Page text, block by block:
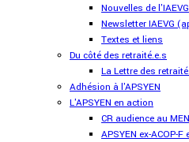
Nouvelles de l'IAEVG
Newsletter IAEVG
Textes et liens
Du côté des retraité.e.s
La Lettre des
Adhésion à l'APSYEN
L'APSYEN en action
CR audience au
APSYEN ex-ACOP-